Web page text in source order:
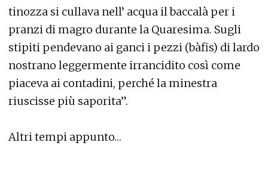
tinozza si cullava nell’ acqua il baccalà per i
pranzi di magro durante la Quaresima. Sugli
stipiti pendevano ai ganci i pezzi (bàfis) di lardo
nostrano leggermente irrancidito così come
piaceva ai contadini, perché la minestra
riuscisse più saporita”.
Altri tempi appunto…